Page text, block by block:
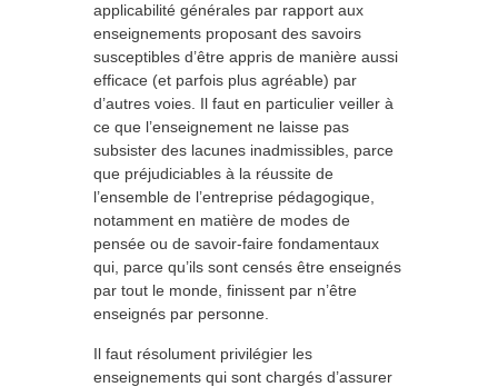
applicabilité générales par rapport aux
enseignements proposant des savoirs
susceptibles d’être appris de manière aussi
efficace (et parfois plus agréable) par
d’autres voies. Il faut en particulier veiller à
ce que l’enseignement ne laisse pas
subsister des lacunes inadmissibles, parce
que préjudiciables à la réussite de
l’ensemble de l’entreprise pédagogique,
notamment en matière de modes de
pensée ou de savoir-faire fondamentaux
qui, parce qu’ils sont censés être enseignés
par tout le monde, finissent par n’être
enseignés par personne.
Il faut résolument privilégier les
enseignements qui sont chargés d’assurer